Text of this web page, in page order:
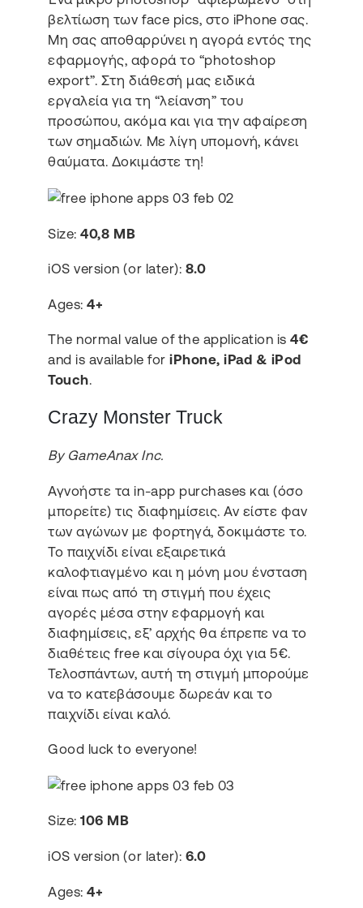
βελτίωση των face pics, στο iPhone σας.
Μη σας αποθαρρύνει η αγορά εντός της
εφαρμογής, αφορά το “photoshop
export”. Στη διάθεσή μας ειδικά
εργαλεία για τη “λείανση” του
προσώπου, ακόμα και για την αφαίρεση
των σημαδιών. Με λίγη υπομονή, κάνει
θαύματα. Δοκιμάστε τη!
Size: 40,8 MB
iOS version (or later): 8.0
Ages:4+
The normal value of the application is4€
and is available for iPhone, iPad & iPod
Touch.
Crazy Monster Truck
By GameAnax Inc.
Αγνοήστε τα in-app purchases και (όσο
μπορείτε) τις διαφημίσεις. Αν είστε φαν
των αγώνων με φορτηγά, δοκιμάστε το.
Το παιχνίδι είναι εξαιρετικά
καλοφτιαγμένο και η μόνη μου ένσταση
είναι πως από τη στιγμή που έχεις
αγορές μέσα στην εφαρμογή και
διαφημίσεις, εξ’ αρχής θα έπρεπε να το
διαθέτεις free και σίγουρα όχι για 5€.
Τελοσπάντων, αυτή τη στιγμή μπορούμε
να το κατεβάσουμε δωρεάν και το
παιχνίδι είναι καλό.
Good luck to everyone!
Size:106 MB
iOS version (or later): 6.0
Ages: 4+